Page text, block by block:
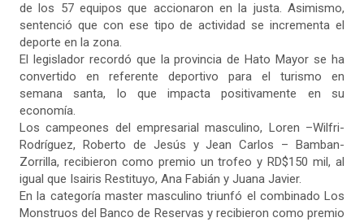
de los 57 equipos que accionaron en la justa. Asimismo,
sentenció que con ese tipo de actividad se incrementa el
deporte en la zona.
El legislador recordó que la provincia de Hato Mayor se ha
convertido en referente deportivo para el turismo en
semana santa, lo que impacta positivamente en su
economía.
Los campeones del empresarial masculino, Loren –Wilfri-
Rodríguez, Roberto de Jesús y Jean Carlos – Bamban-
Zorrilla, recibieron como premio un trofeo y RD$150 mil, al
igual que Isairis Restituyo, Ana Fabián y Juana Javier.
En la categoría master masculino triunfó el combinado Los
Monstruos del Banco de Reservas y recibieron como premio